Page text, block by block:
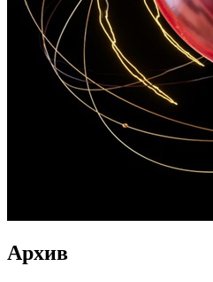
Архив